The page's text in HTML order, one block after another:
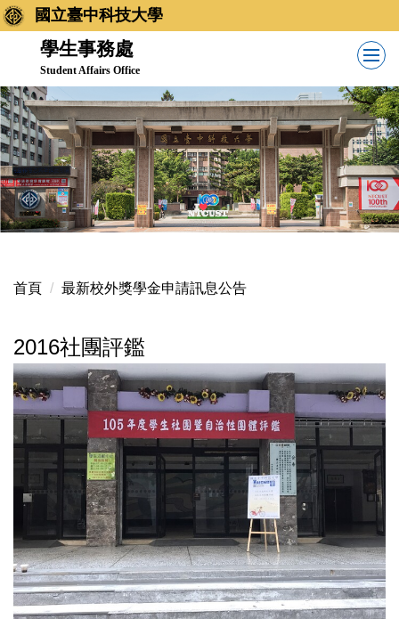
跳
到
內
容
區
國立臺中科技大學
學生事務處
Student Affairs Office
首頁 最新校外獎學金申請訊息公告
2016社團評鑑